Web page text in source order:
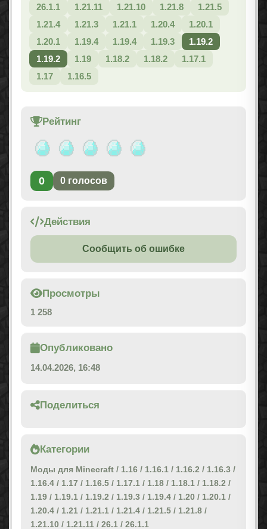
26.1.1
1.21.11 1.21.10 1.21.8
1.21.5
1.21.4
1.21.3 1.21.1 1.20.4
1.20.1
1.20.1
1.19.4 1.19.4 1.19.3
1.19.2
1.19.2
1.19 1.18.2 1.18.2
1.17.1
1.17
1.16.5
Рейтинг
0 0 голосов
Действия
Сообщить об ошибке
Просмотры
1 258
Опубликовано
14.04.2026, 16:48
Поделиться
Категории
Моды для Minecraft / 1.16 / 1.16.1 / 1.16.2 / 1.16.3 /
1.16.4 / 1.17 / 1.16.5 / 1.17.1 / 1.18 / 1.18.1 / 1.18.2 /
1.19 / 1.19.1 / 1.19.2 / 1.19.3 / 1.19.4 / 1.20 / 1.20.1 /
1.20.4 / 1.21 / 1.21.1 / 1.21.4 / 1.21.5 / 1.21.8 /
1.21.10 / 1.21.11 / 26.1 / 26.1.1